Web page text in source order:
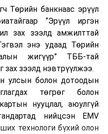
Төрийн банкнаас эрүүл
“Эрүүл иргэн
зах зээлд амжилттай
энэ удаад Төрийн
жигүүр” ТББ-тай
зах зээлд нэвтрүүлжээ.
улсын болон дотоодын
төгрөг болон
нууцлал, аюулгүй
нийцсэн EMV
технологи бүхий олон